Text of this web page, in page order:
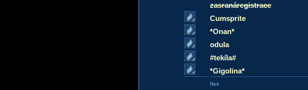
zasranáregistrace
Cumsprite
*Onan*
odula
#tekíla#
*Gigolina*
Nick